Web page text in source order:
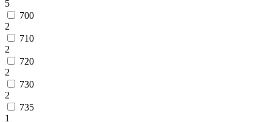
5
700
2
710
2
720
2
730
2
735
1